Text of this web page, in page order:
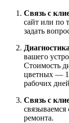
Связь с
сайт или по
задать
Диагностика
вашего
Стоимость
цветных —
рабочих
Связь с
ремонта.